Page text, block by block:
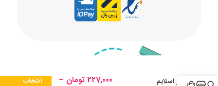
واتر اسلایم
227,000 تومان –
انتخاب